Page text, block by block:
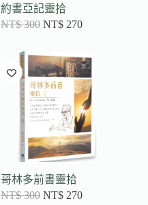
約書亞記靈拾
NT$300 NT$ 270
哥林多前書靈拾
NT$300 NT$ 270